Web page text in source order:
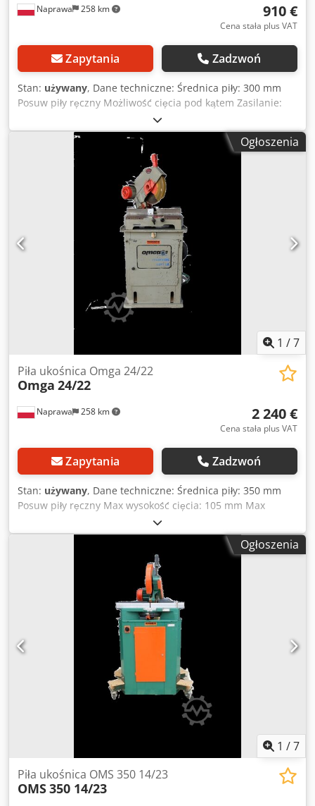
Naprawa 258 km 910 €
Cena stała plus VAT
Zapytania Zadzwoń
Stan: używany, Dane techniczne: Średnica piły: 300 mm
Posuw piły ręczny Możliwość cięcia pod kątem Zasilanie:
400 V Obroty silnika: 2800 obr./min Dwjdpezikmqsfx Ailja
Moc silnika: 1,1 kW Wymiary całkowite: Długość: 530 mm
Szerokość: 530 mm Wysokość: 520 mm
Ogłoszenia
1 /7
Naprawa 258 km
Piła ukośnica Omga 24/22
Omga 24/22
2 240 €
Cena stała plus VAT
Zapytania Zadzwoń
Stan: używany, Dane techniczne: Średnica piły: 350 mm
Posuw piły ręczny Max wysokość cięcia: 105 mm Max
szerokość cięcia: 140 mm Możliwość cięcia pod kątem Max
wysokość cięcia przy 45°: 105 mm Max szerokość cięcia
przy 45°: 100 mm Zasilanie: 400 V Moc silnika: 2,2 kWOgłoszenia
1 /7
Piła ukośnica OMS 350 14/23
OMS350 14/23